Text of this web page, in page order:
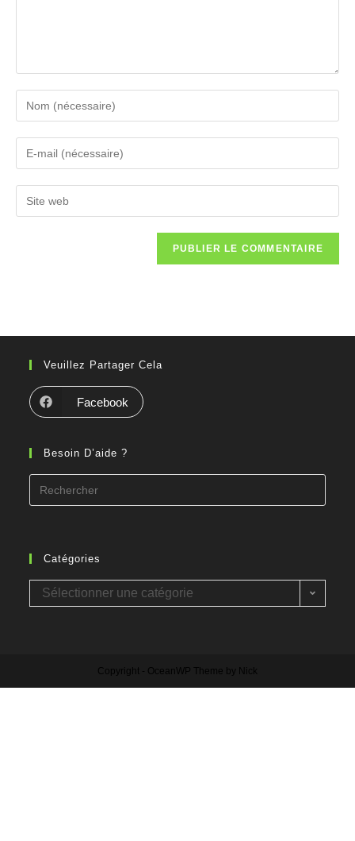
Veuillez Partager Cela
Facebook
Besoin D’aide ?
Catégories
Sélectionner une catégorie
Copyright - OceanWP Theme by Nick